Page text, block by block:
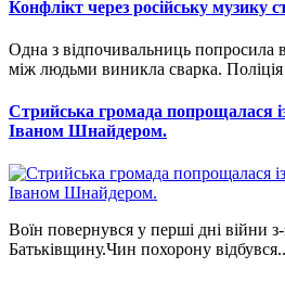
Конфлікт через російську музику
Одна з відпочивальниць попросила
між людьми виникла сварка.
Стрийська громада попрощалася
Іваном Шнайдером.
Воїн повернувся у перші дні війни
Батьківщину.Чин похорону